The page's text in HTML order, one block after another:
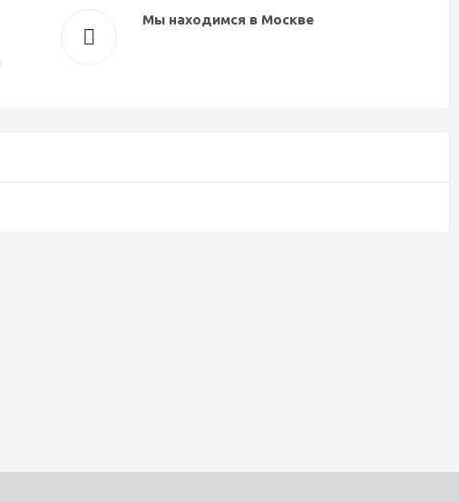
Мы находимся в Москве